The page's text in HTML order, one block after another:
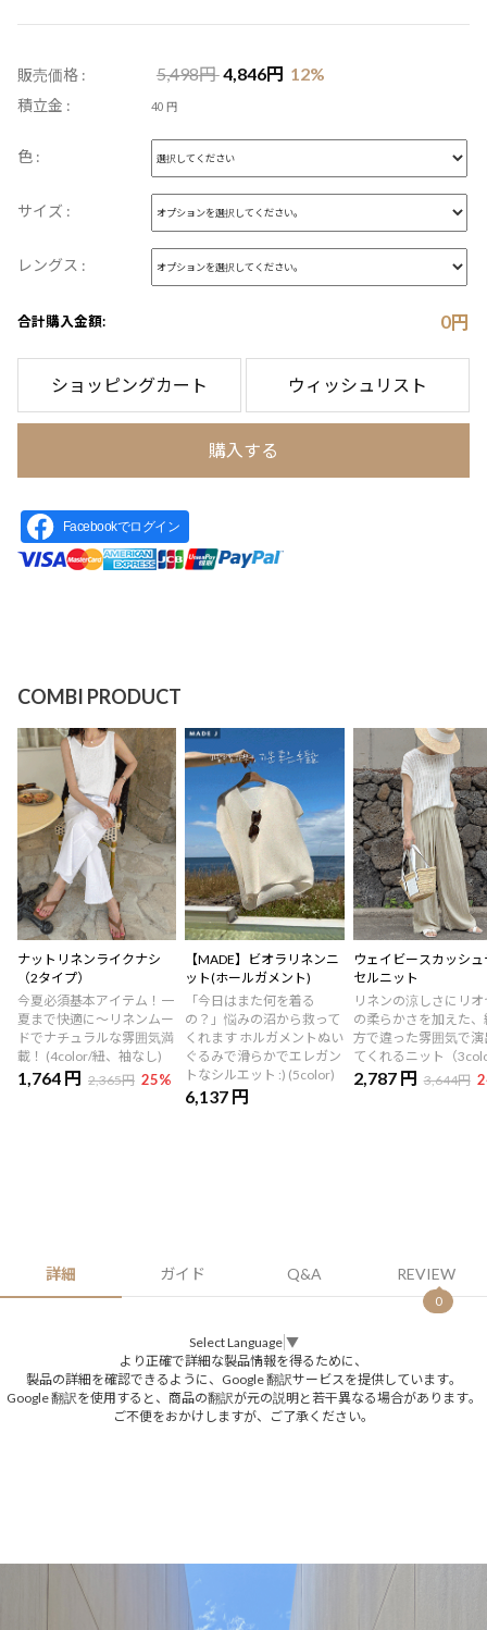
販売価格 : 5,498円 4,846円 12%
積立金 : 40 円
色 :
サイズ :
レングス :
合計購入金額: 0円
ショッピングカート ウィッシュリスト
購入する
Facebookでログイン
COMBI PRODUCT
ナットリネンライクナシ
（2タイプ）
今夏必須基本アイテム！一
夏まで快適に～リネンムー
ドでナチュラルな雰囲気満
載！ (4color/紐、袖なし)
1,764 円 2,365円 25%
【MADE】ビオラリネンニ
ット(ホールガメント)
「今日はまた何を着る
の？」悩みの沼から救って
くれます ホルガメントぬい
ぐるみで滑らかでエレガン
トなシルエット :) (5color)
6,137 円
ウェイビースカッシュ
セルニット
リネンの涼しさにリオ
の柔らかさを加えた、
方で違った雰囲気で演
てくれるニット（
2,787 円 3,644円
詳細 ガイド Q&A REVIEW
0
Select Language ▼
より正確で詳細な製品情報を得るために、
製品の詳細を確認できるように、Google 翻訳サービスを提供しています。
Google 翻訳を使用すると、商品の翻訳が元の説明と若干異なる場合があります。
ご不便をおかけしますが、ご了承ください。